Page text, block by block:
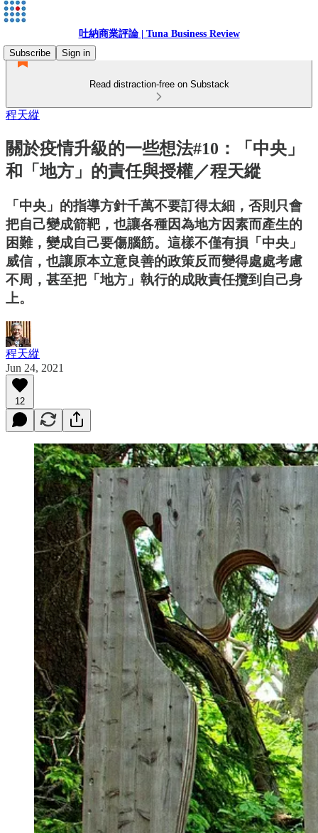
吐納商業評論 | Tuna Business Review
Subscribe
Sign in
Read distraction-free on Substack
程天縱
關於疫情升級的一些想法#10：「中央」
和「地方」的責任與授權／程天縱
「中央」的指導方針千萬不要訂得太細，否則只會
把自己變成箭靶，也讓各種因為地方因素而產生的
困難，變成自己要傷腦筋。這樣不僅有損「中央」
威信，也讓原本立意良善的政策反而變得處處考慮
不周，甚至把「地方」執行的成敗責任攬到自己身
上。
程天縱
Jun 24, 2021
12